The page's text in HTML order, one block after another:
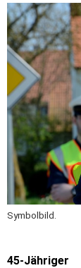
Symbolbild.
45-